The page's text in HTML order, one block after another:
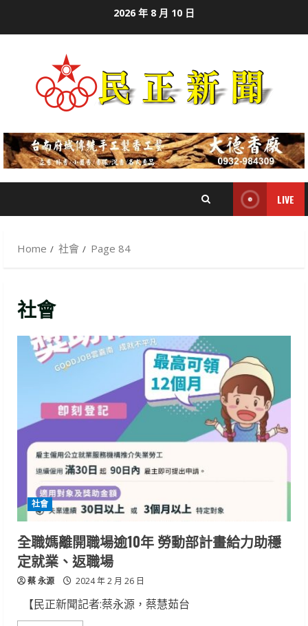
2026 年 8 月 10 日
LIVE
Home 社會 Page 84
社會
社會
全職媽離開職場逾10年 勞動部計畫給力助穩
定就業、返職場
蔡 永源 2024 年 2 月 26 日
【民正新聞記者:蔡永源，蔡慧茹台